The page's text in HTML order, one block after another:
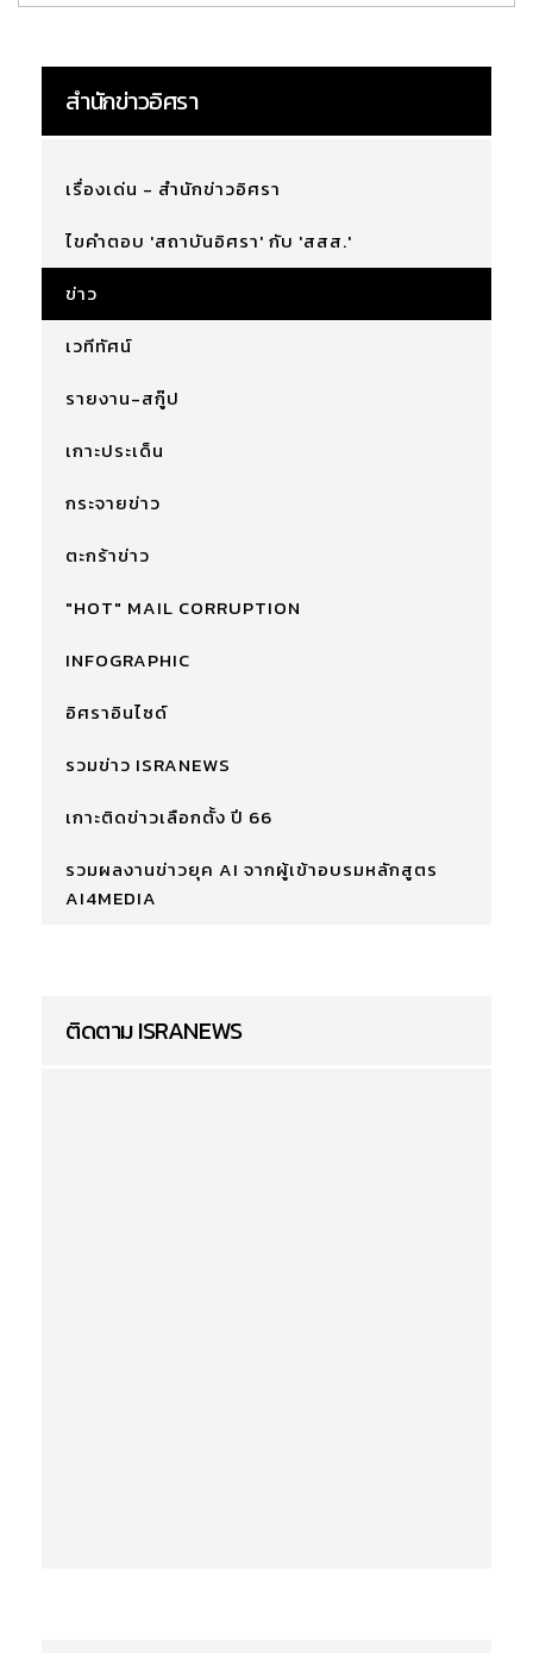
สำนักข่าวอิศรา
เรื่องเด่น - สำนักข่าวอิศรา
ไขคำตอบ 'สถาบันอิศรา' กับ 'สสส.'
ข่าว
เวทีทัศน์
รายงาน-สกู๊ป
เกาะประเด็น
กระจายข่าว
ตะกร้าข่าว
"HOT" MAIL CORRUPTION
INFOGRAPHIC
อิศราอินไซด์
รวมข่าว ISRANEWS
เกาะติดข่าวเลือกตั้ง ปี 66
รวมผลงานข่าวยุค AI จากผู้เข้าอบรมหลักสูตร
AI4MEDIA
ติดตาม ISRANEWS